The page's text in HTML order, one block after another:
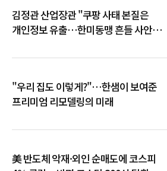
김정관 산업장관 "쿠팡 사태 본질은
개인정보 유출…한미동맹 흔들 사안
"우리 집도 이렇게?"…한샘이 보여준
프리미엄 리모델링의 미래
美 반도체 악재·외인 순매도에 코스피